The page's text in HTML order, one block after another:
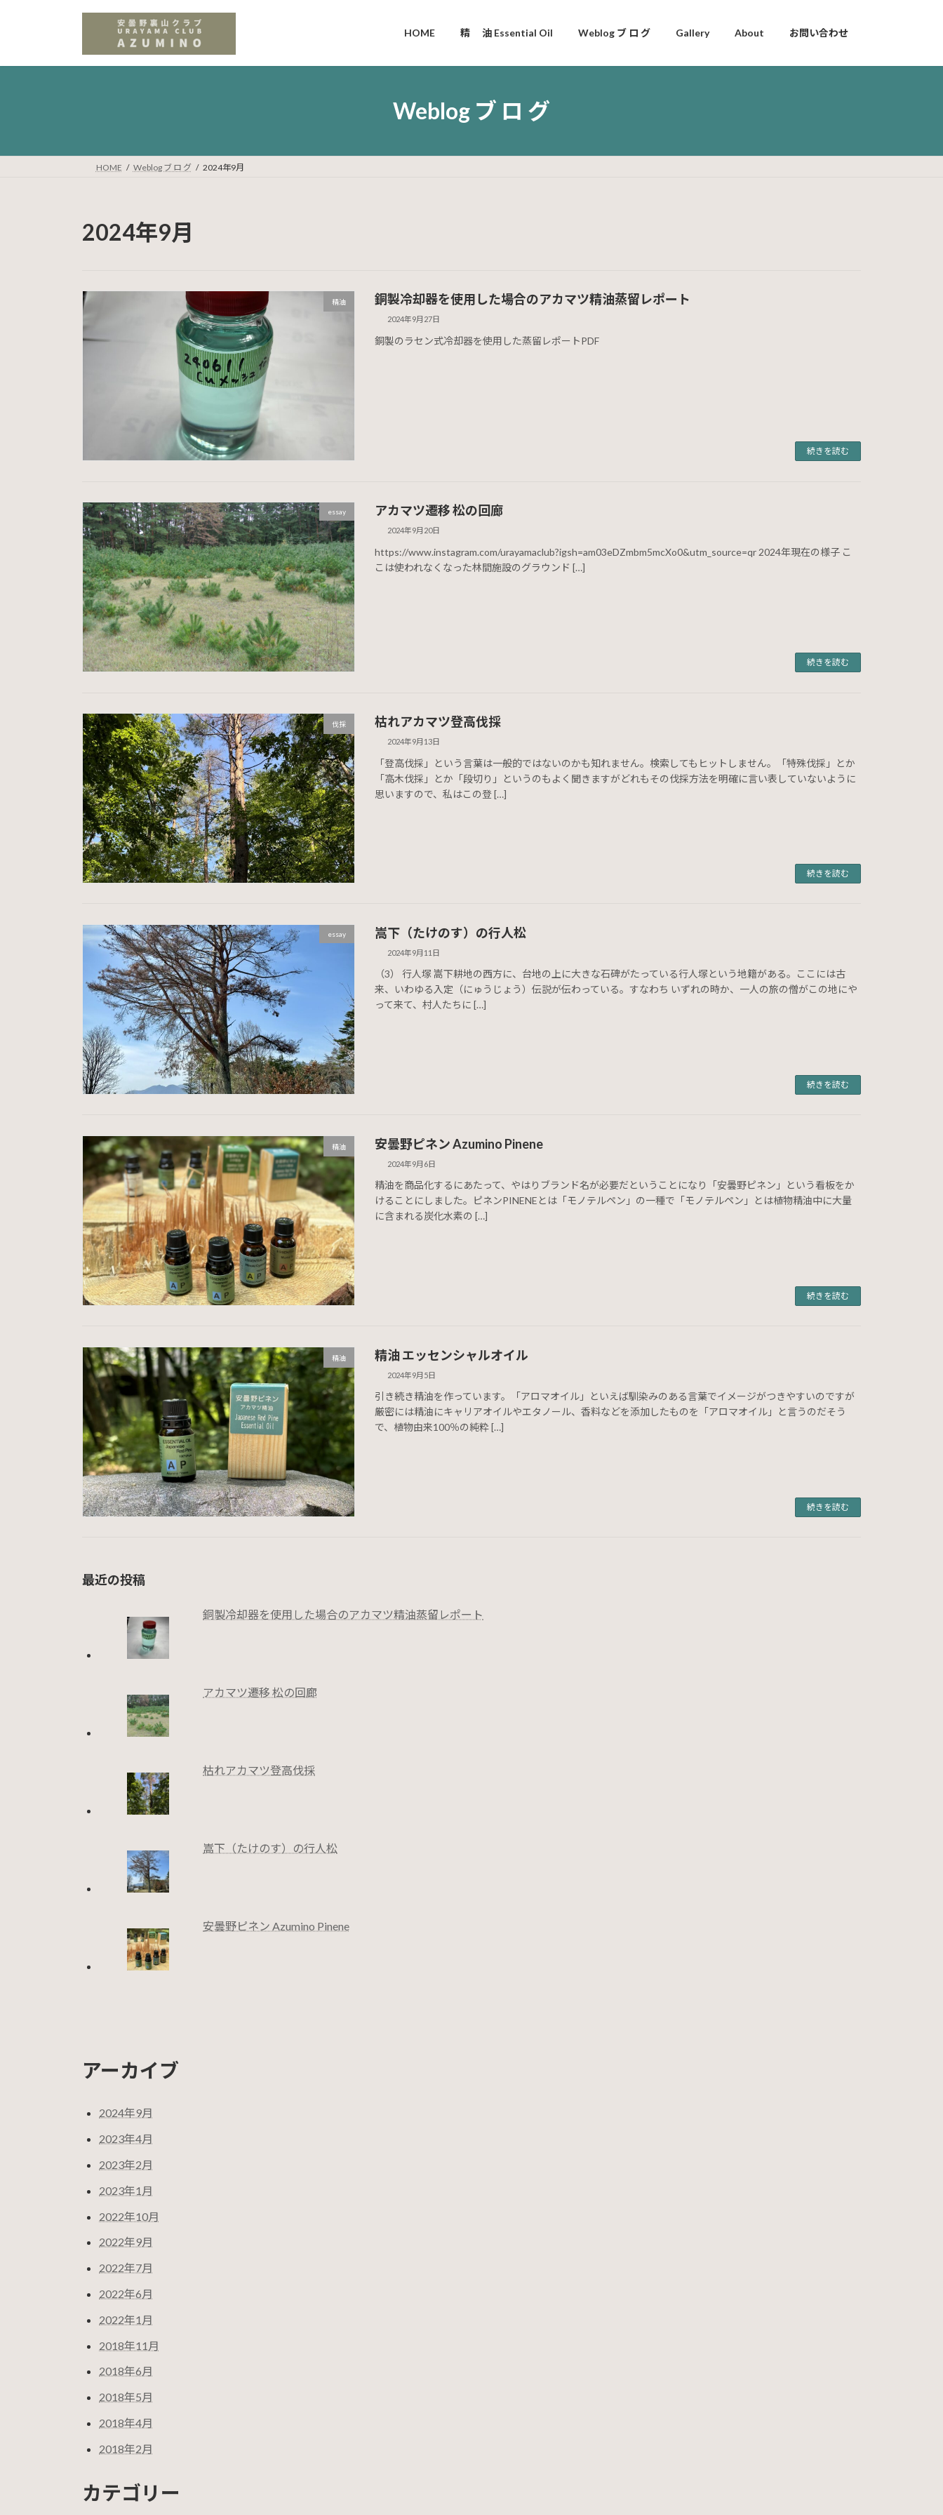
プ
動
HOME 精 油 Essential Oil Weblog ブ ロ グ Gallery About お問い合わせ
Weblog ブ ロ グ
HOME Weblog ブ ロ グ 2024年9月
2024年9月
精油 銅製冷却器を使用した場合のアカマツ精油蒸留レポート
2024年9月27日
銅製のラセン式冷却器を使用した蒸留レポートPDF
続きを読む
essay アカマツ遷移 松の回廊
2024年9月20日
https://www.instagram.com/urayamaclub?igsh=am03eDZmbm5mcXo0&utm_source=qr 2024年現在の様子 こ
こは使われなくなった林間施設のグラウンド […]
続きを読む
伐採 枯れアカマツ登高伐採
2024年9月13日
「登高伐採」という言葉は一般的ではないのかも知れません。検索してもヒットしません。「特殊伐採」とか
「高木伐採」とか「段切り」というのもよく聞きますがどれもその伐採方法を明確に言い表していないように
思いますので、私はこの登 […]
続きを読む
essay 嵩下（たけのす）の行人松
2024年9月11日
（3） 行人塚 嵩下耕地の西方に、台地の上に大きな石碑がたっている行人塚という地籍がある。ここには古
来、いわゆる入定（にゅうじょう）伝説が伝わっている。すなわち いずれの時か、一人の旅の僧がこの地にや
って来て、村人たちに […]
続きを読む
精油 安曇野ピネン Azumino Pinene
2024年9月6日
精油を商品化するにあたって、やはりブランド名が必要だということになり「安曇野ピネン」という看板をか
けることにしました。ピネンPINENEとは「モノテルペン」の一種で「モノテルペン」とは植物精油中に大量
に含まれる炭化水素の […]
続きを読む
精油 精油 エッセンシャルオイル
2024年9月5日
引き続き精油を作っています。「アロマオイル」といえば馴染みのある言葉でイメージがつきやすいのですが
厳密には精油にキャリアオイルやエタノール、香料などを添加したものを「アロマオイル」と言うのだそう
で、植物由来100％の純粋 […]
続きを読む
最近の投稿
銅製冷却器を使用した場合のアカマツ精油蒸留レポート
アカマツ遷移 松の回廊
枯れアカマツ登高伐採
嵩下（たけのす）の行人松
安曇野ピネン Azumino Pinene
アーカイブ
2024年9月
2023年4月
2023年2月
2023年1月
2022年10月
2022年9月
2022年7月
2022年6月
2022年1月
2018年11月
2018年6月
2018年5月
2018年4月
2018年2月
カテゴリー